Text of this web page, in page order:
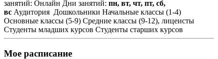
занятий: Онлайн Дни занятий: пн, вт, чт, пт, сб,
вс Аудитория Дошкольники Начальные классы (1-4)
Основные классы (5-9) Средние классы (9-12), лицеисты
Студенты младших курсов Студенты старших курсов
Мое расписание